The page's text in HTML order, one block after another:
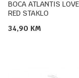
BOCA ATLANTIS
RED STAKLO
34,90 KM